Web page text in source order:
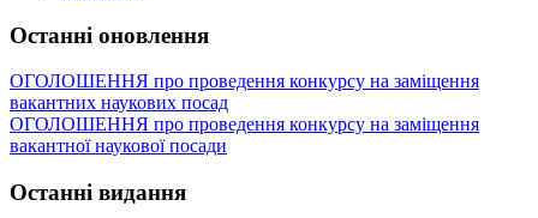
Останні оновлення
ОГОЛОШЕННЯ про проведення конкурсу на заміщення
вакантних наукових посад
ОГОЛОШЕННЯ про проведення конкурсу на заміщення
вакантної наукової посади
Останні видання